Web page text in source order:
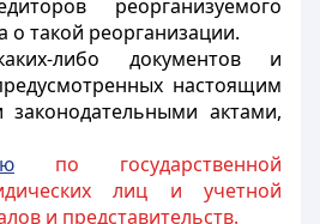
реорганизуемого
о такой реорганизации.
либо документов и
настоящим
актами,
по государственной
лиц и учетной
и представительств.